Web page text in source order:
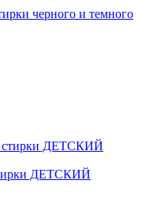
черного и темного
ДЕТСКИЙ